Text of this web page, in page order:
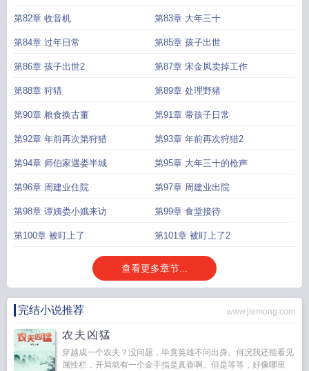
第82章 收音机 第83章 大年三十
第84章 过年日常 第85章 孩子出世
第86章 孩子出世2 第87章 宋金凤卖掉工作
第88章 狩猎 第89章 处理野猪
第90章 粮食换古董 第91章 带孩子日常
第92章 年前再次第狩猎 第93章 年前再次狩猎2
第94章 师伯家遇娄半城 第95章 大年三十的枪声
第96章 周建业住院 第97章 周建业出院
第98章 谭姨娄小娥来访 第99章 食堂接待
第100章 被盯上了 第101章 被盯上了2
查看更多章节...
完结小说推荐 www.jiemong.com
农夫凶猛
穿越成一个农夫？没问题，毕竟英雄不问出身。何况我还能看见
属性栏，开局就有一个金手指是真香啊。但是等等，好像哪里